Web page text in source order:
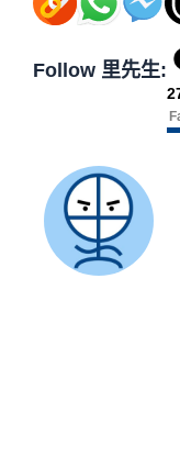
Follow 里先生: